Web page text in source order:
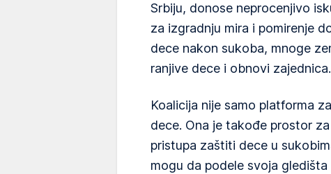
Srbiju, donose neprocenjivo
za izgradnju mira i pomirenje
dece nakon sukoba, mnoge
ranjive dece i obnovi zajednica.
Koalicija nije samo platforma
dece. Ona je takođe prostor
pristupa zaštiti dece u
mogu da podele svoja